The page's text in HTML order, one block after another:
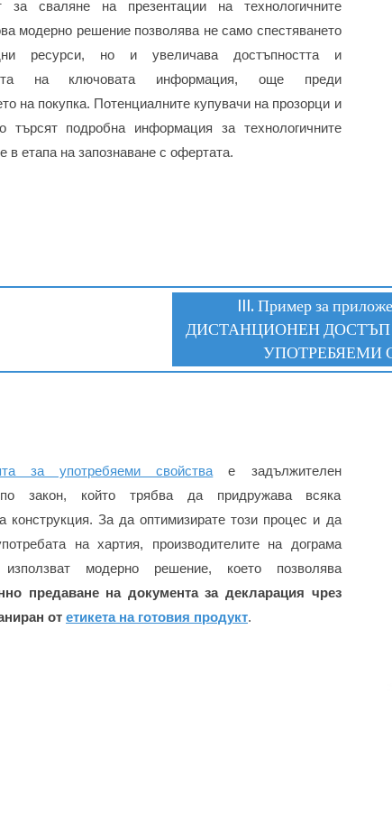
за сваляне на презентации на технологичните
модерно решение позволява не само спестяването
ресурси, но и увеличава достъпността и
на ключовата информация, още преди
на покупка. Потенциалните купувачи на прозорци и
търсят подробна информация за технологичните
в етапа на запознаване с офертата.
III. Пример за
ДИСТАНЦИОНЕН
УПОТРЕБЯЕМИ
за употребяеми свойства е задължителен
закон, който трябва да придружава всяка
конструкция. За да оптимизирате този процес и да
на хартия, производителите на дограма
модерно решение, което позволява
предаване на документа за декларация чрез
от етикета на готовия продукт.